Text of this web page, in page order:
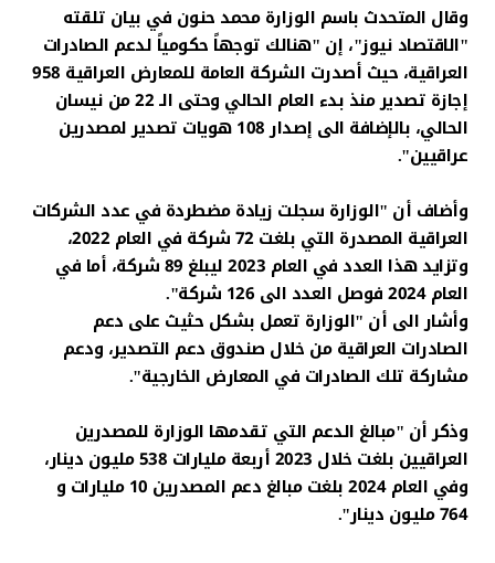
وقال المتحدث باسم الوزارة محمد حنون في بيان تلقته
"الاقتصاد نيوز"، إن "هنالك توجهاً حكومياً لدعم الصادرات
العراقية، حيث أصدرت الشركة العامة للمعارض العراقية 958
إجازة تصدير منذ بدء العام الحالي وحتى الـ 22 من نيسان
الحالي، بالإضافة الى إصدار 108 هويات تصدير لمصدرين
عراقيين".
وأضاف أن "الوزارة سجلت زيادة مضطردة في عدد الشركات
العراقية المصدرة التي بلغت 72 شركة في العام 2022،
وتزايد هذا العدد في العام 2023 ليبلغ 89 شركة، أما في
العام 2024 فوصل العدد الى 126 شركة".
وأشار الى أن "الوزارة تعمل بشكل حثيث على دعم
الصادرات العراقية من خلال صندوق دعم التصدير، ودعم
مشاركة تلك الصادرات في المعارض الخارجية".
وذكر أن "مبالغ الدعم التي تقدمها الوزارة للمصدرين
العراقيين بلغت خلال 2023 أربعة مليارات 538 مليون دينار،
وفي العام 2024 بلغت مبالغ دعم المصدرين 10 مليارات و
764 مليون دينار".